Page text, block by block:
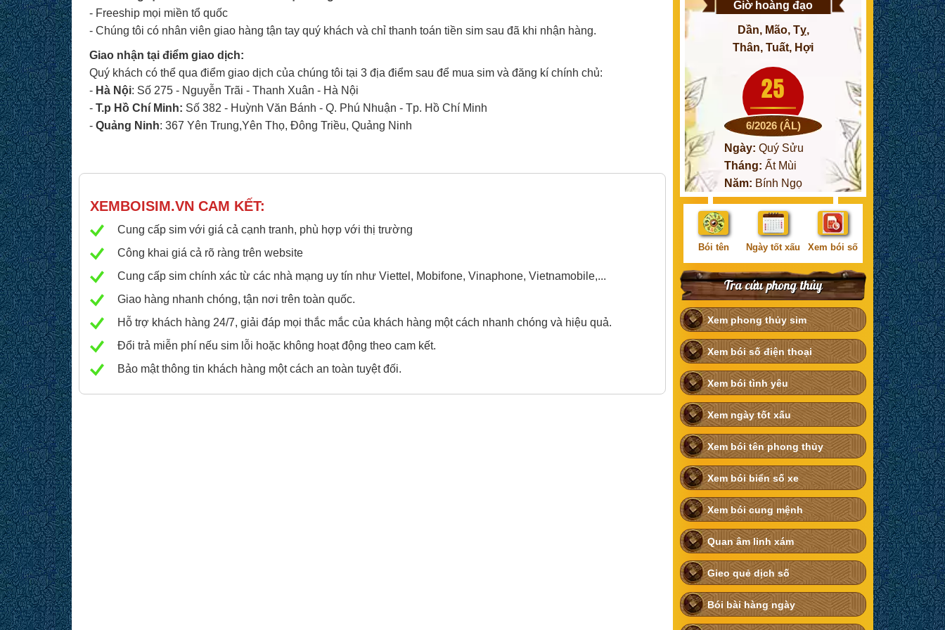
- Freeship mọi miền tổ quốc
- Chúng tôi có nhân viên giao hàng tận tay quý khách và chỉ thanh toán tiền sim sau đã khi nhận hàng.
Giao nhận tại điểm giao dịch:
Quý khách có thể qua điểm giao dịch của chúng tôi tại 3 địa điểm sau để mua sim và đăng kí chính chủ:
- Hà Nội: Số 275 - Nguyễn Trãi - Thanh Xuân - Hà Nội
- T.p Hồ Chí Minh: Số 382 - Huỳnh Văn Bánh - Q. Phú Nhuận - Tp. Hồ Chí Minh
- Quảng Ninh: 367 Yên Trung,Yên Thọ, Đông Triều, Quảng Ninh
XEMBOISIM.VN CAM KẾT:
Cung cấp sim với giá cả cạnh tranh, phù hợp với thị trường
Công khai giá cả rõ ràng trên website
Cung cấp sim chính xác từ các nhà mạng uy tín như Viettel, Mobifone, Vinaphone, Vietnamobile,...
Giao hàng nhanh chóng, tận nơi trên toàn quốc.
Hỗ trợ khách hàng 24/7, giải đáp mọi thắc mắc của khách hàng một cách nhanh chóng và hiệu quả.
Đổi trả miễn phí nếu sim lỗi hoặc không hoạt động theo cam kết.
Bảo mật thông tin khách hàng một cách an toàn tuyệt đối.
Giờ hoàng đạo
Dần, Mão, Tỵ,
Thân, Tuất, Hợi
25
6/2026 (ÂL)
Ngày:Quý Sửu
Tháng:Ất Mùi
Năm: Bính Ngọ
Bói tên Ngày tốt xấu Xem bói số
Tra cứu phong thủy
Xem phong thủy sim
Xem bói số điện thoại
Xem bói tình yêu
Xem ngày tốt xấu
Xem bói tên phong thủy
Xem bói biển số xe
Xem bói cung mệnh
Quan âm linh xám
Gieo quẻ dịch số
Bói bài hàng ngày